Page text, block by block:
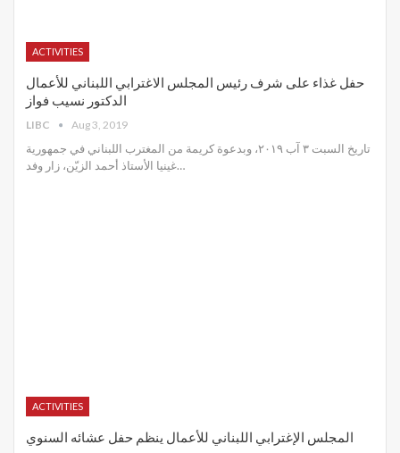
ACTIVITIES
حفل غذاء على شرف رئيس المجلس الاغترابي اللبناني للأعمال
الدكتور نسيب فواز
LIBC Aug 3, 2019
تاريخ السبت ٣ آب ٢٠١٩، وبدعوة كريمة من المغترب اللبناني في جمهورية
غينيا الأستاذ أحمد الزيّن، زار وفد…
ACTIVITIES
المجلس الإغترابي اللبناني للأعمال ينظم حفل عشائه السنوي